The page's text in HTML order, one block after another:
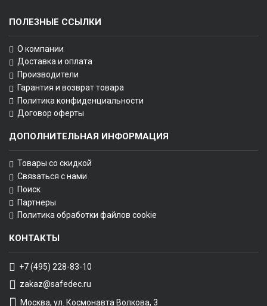
ПОЛЕЗНЫЕ ССЫЛКИ
О компании
Доставка и оплата
Производители
Гарантия и возврат товара
Политика конфиденциальности
Договор оферты
ДОПОЛНИТЕЛЬНАЯ ИНФОРМАЦИЯ
Товары со скидкой
Связаться с нами
Поиск
Партнеры
Политика обработки файлов cookie
КОНТАКТЫ
+7 (495) 228-83-10
zakaz@safedec.ru
Москва, ул. Космонавта Волкова, 3